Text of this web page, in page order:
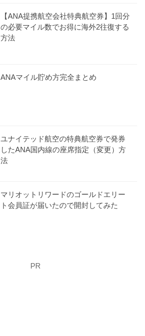
【ANA提携航空会社特典航空券】1回分
の必要マイル数でお得に海外2往復する
方法
ANAマイル貯め方完全まとめ
ユナイテッド航空の特典航空券で発券
したANA国内線の座席指定（変更）方
法
マリオットリワードのゴールドエリー
ト会員証が届いたので開封してみた
PR